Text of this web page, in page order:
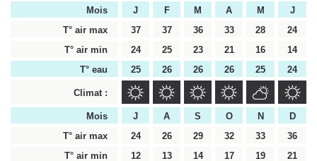
Mois J F M A M
J
T° air max
37 37 36 33 28
24
T° air min
24 25 23 21 16
14
T° eau
25 26 26 26 25 24
Climat :
Mois J A S O N
D
T° air max
24 26 29 32 33
36
T° air min
12 13 14 17 19
21